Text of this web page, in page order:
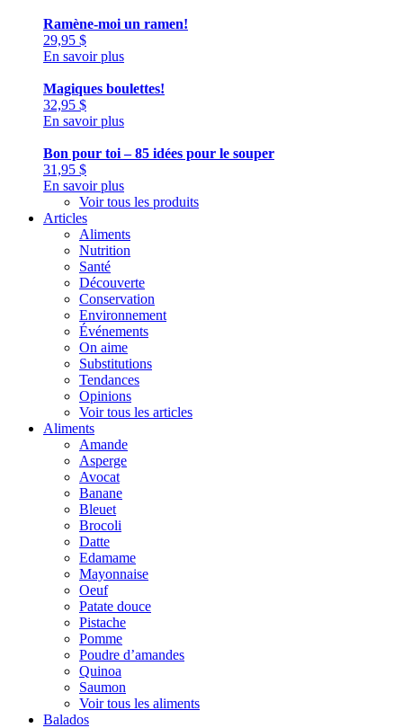
Ramène-moi un ramen!
29,95 $
En savoir plus
Magiques boulettes!
32,95 $
En savoir plus
Bon pour toi – 85 idées pour le souper
31,95 $
En savoir plus
Voir tous les produits
Articles
Aliments
Nutrition
Santé
Découverte
Conservation
Environnement
Événements
On aime
Substitutions
Tendances
Opinions
Voir tous les articles
Aliments
Amande
Asperge
Avocat
Banane
Bleuet
Brocoli
Datte
Edamame
Mayonnaise
Oeuf
Patate douce
Pistache
Pomme
Poudre d’amandes
Quinoa
Saumon
Voir tous les aliments
Balados